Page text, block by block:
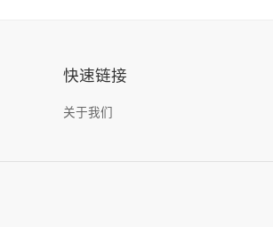
快速链接
关于我们